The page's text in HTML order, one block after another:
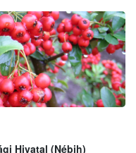
Hivatal (Nébih)